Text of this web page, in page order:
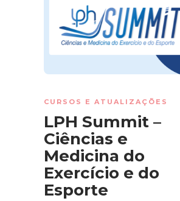
CURSOS E ATUALIZAÇÕES
LPH Summit –
Ciências e
Medicina do
Exercício e do
Esporte